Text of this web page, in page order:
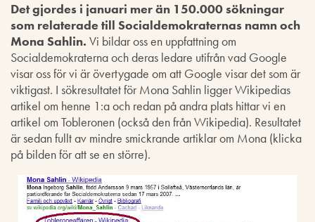
Det gjordes i januari mer än 150.000 sökningar
som relaterade till Socialdemokraternas namn och
Mona Sahlin. Vi bildar oss en uppfattning om
Socialdemokraterna och deras ledare utifrån vad Google
visar oss för vi är övertygade om att Google visar det som är
viktigast. I sökresultatet för Mona Sahlin ligger Wikipedias
artikel om henne 1:a och redan på andra plats hittar vi en
artikel om Tobleronen (också den från Wikipedia). Resultatet
är sedan fullt av mindre smickrande artiklar om Mona (klicka
på bilden för att se en större).